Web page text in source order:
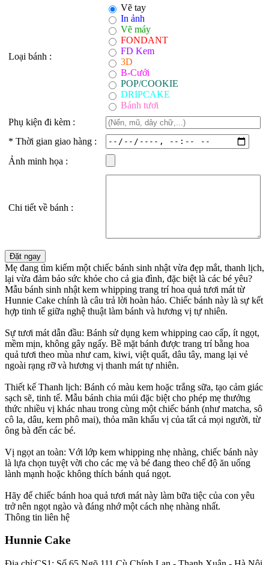
Loại bánh :
Vẽ tay
In ảnh
Vẽ máy
FONDANT
FD Kem
3D
B-Cưới
POP/COOKIE
DRIPCAKE
Bánh tươi
Phụ kiện đi kèm :
* Thời gian giao hàng :
Ảnh minh họa :
Chi tiết về bánh :
Mẹ đang tìm kiếm một chiếc bánh sinh nhật vừa đẹp mắt, thanh lịch,
lại vừa đảm bảo sức khỏe cho cả gia đình, đặc biệt là các bé yêu?
Mẫu bánh sinh nhật kem whipping trang trí hoa quả tươi mát từ
Hunnie Cake chính là câu trả lời hoàn hảo. Chiếc bánh này là sự kết
hợp tinh tế giữa nghệ thuật làm bánh và hương vị tự nhiên.
Sự tươi mát dẫn đầu: Bánh sử dụng kem whipping cao cấp, ít ngọt,
mềm mịn, không gây ngấy. Bề mặt bánh được trang trí bằng hoa
quả tươi theo mùa như cam, kiwi, việt quất, dâu tây, mang lại vẻ
ngoài rạng rỡ và hương vị thanh mát tự nhiên.
Thiết kế Thanh lịch: Bánh có màu kem hoặc trắng sữa, tạo cảm giác
sạch sẽ, tinh tế. Mẫu bánh chia múi đặc biệt cho phép mẹ thưởng
thức nhiều vị khác nhau trong cùng một chiếc bánh (như matcha, sô
cô la, dâu, kem phô mai), thỏa mãn khẩu vị của tất cả mọi người, từ
ông bà đến các bé.
Vị ngọt an toàn: Với lớp kem whipping nhẹ nhàng, chiếc bánh này
là lựa chọn tuyệt vời cho các mẹ và bé đang theo chế độ ăn uống
lành mạnh hoặc không thích bánh quá ngọt.
Hãy để chiếc bánh hoa quả tươi mát này làm bữa tiệc của con yêu
trở nên ngọt ngào và đáng nhớ một cách nhẹ nhàng nhất.
Thông tin liên hệ
Hunnie Cake